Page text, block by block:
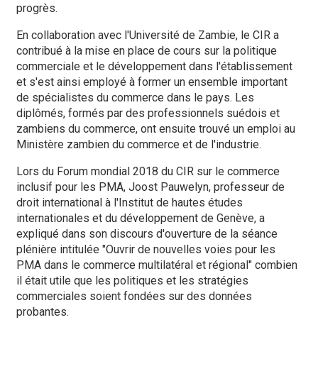
progrès.
En collaboration avec l'Université de Zambie, le CIR a
contribué à la mise en place de cours sur la politique
commerciale et le développement dans l'établissement
et s'est ainsi employé à former un ensemble important
de spécialistes du commerce dans le pays. Les
diplômés, formés par des professionnels suédois et
zambiens du commerce, ont ensuite trouvé un emploi au
Ministère zambien du commerce et de l'industrie.
Lors du Forum mondial 2018 du CIR sur le commerce
inclusif pour les PMA, Joost Pauwelyn, professeur de
droit international à l'Institut de hautes études
internationales et du développement de Genève, a
expliqué dans son discours d'ouverture de la séance
plénière intitulée "Ouvrir de nouvelles voies pour les
PMA dans le commerce multilatéral et régional" combien
il était utile que les politiques et les stratégies
commerciales soient fondées sur des données
probantes.